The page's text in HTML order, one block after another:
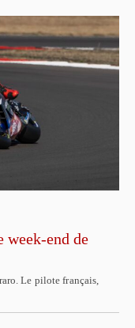
week-end de
Le pilote français,